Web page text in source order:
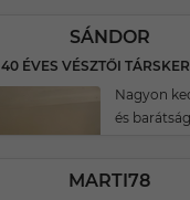
SÁNDOR
40 ÉVES VÉSZTŐI
Nagyon
és
MARTI78